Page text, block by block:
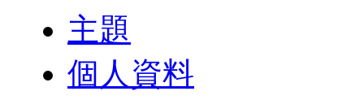
主題
個人資料